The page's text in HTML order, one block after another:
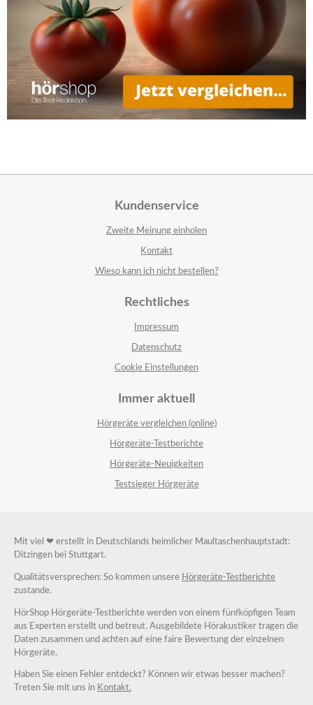
Kundenservice
Zweite Meinung einholen
Kontakt
Wieso kann ich nicht bestellen?
Rechtliches
Impressum
Datenschutz
Cookie Einstellungen
Immer aktuell
Hörgeräte vergleichen (online)
Hörgeräte-Testberichte
Hörgeräte-Neuigkeiten
Testsieger Hörgeräte
Mit viel ❤ erstellt in Deutschlands heimlicher Maultaschenhauptstadt:
Ditzingen bei Stuttgart.
Qualitätsversprechen: So kommen unsere Hörgeräte-Testberichte
zustande.
HörShop Hörgeräte-Testberichte werden von einem fünfköpfigen Team
aus Experten erstellt und betreut. Ausgebildete Hörakustiker tragen die
Daten zusammen und achten auf eine faire Bewertung der einzelnen
Hörgeräte.
Haben Sie einen Fehler entdeckt? Können wir etwas besser machen?
Treten Sie mit uns in Kontakt.